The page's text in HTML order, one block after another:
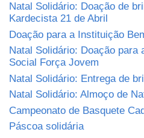
Natal Solidário: Doação de
Kardecista 21 de Abril
Doação para a Instituição
Natal Solidário: Doação
Social Força Jovem
Natal Solidário: Entrega de
Natal Solidário: Almoço de
Campeonato de Basquete
Páscoa solidária